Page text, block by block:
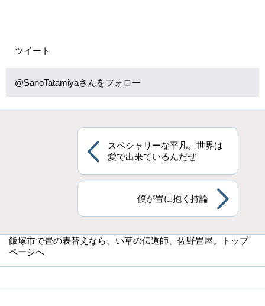
ツイート
@SanoTatamiyaさんをフォロー
スペシャリーな平凡。世界は
愛で出来ているんだぜ
僕が畳に抱く持論
飯塚市で畳の表替えなら
、い草の伝道師、佐野畳屋。トップ
ページへ